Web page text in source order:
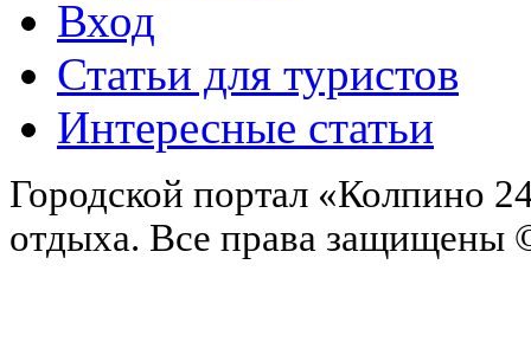
Вход
Статьи для туристов
Интересные статьи
Городской портал «Колпино
отдыха. Все права защищены